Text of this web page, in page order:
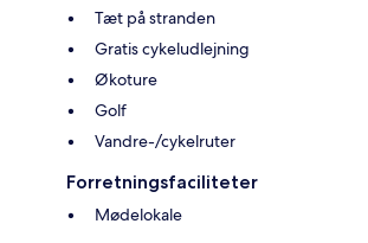
Tæt på stranden
Gratis cykeludlejning
Økoture
Golf
Vandre-/cykelruter
Forretningsfaciliteter
Mødelokale